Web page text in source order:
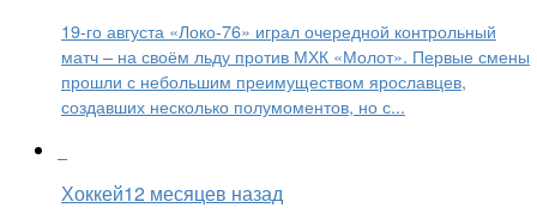
19-го августа «Локо-76» играл очередной контрольный
матч – на своём льду против МХК «Молот». Первые смены
прошли с небольшим преимуществом ярославцев,
создавших несколько полумоментов, но с...
Хоккей12 месяцев назад